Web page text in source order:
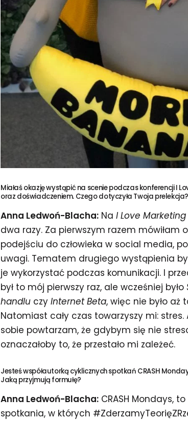
Miałaś okazję wystąpić na scenie podczas konferencjiI
oraz doświadczeniem. Czego dotyczyła Twoja prelekcja?
Anna Ledwoń-Blacha: Na I Love Marketing
dwa razy. Za pierwszym razem mówiłam
podejściu do człowieka w social media,
uwagi. Tematem drugiego wystąpienia
je wykorzystać podczas komunikacji. I
był to mój pierwszy raz, ale wcześniej było
handlu czy Internet Beta, więc nie było aż
Natomiast cały czas towarzyszy mi: stres.
sobie powtarzam, że gdybym się nie
oznaczałoby to, że przestało mi zależeć.
Jesteś współautorką cyklicznych spotkań CRASH
Jaką przyjmują formułę?
Anna Ledwoń-Blacha: CRASH Mondays,
spotkania, w których